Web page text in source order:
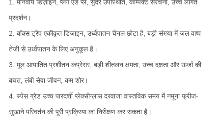
1. मानवीय डिज़ाइन, प्लग एंड प्ले, सुंदर उपस्थिति, कॉम्पैक्ट संरचना, उच्च लागत
प्रदर्शन।
2. बॉक्स ट्रैप एकीकृत डिजाइन, उर्ध्वपातन चैनल छोटा है, बड़ी संख्या में जल वाष्प
तेजी से उर्ध्वपातन के लिए अनुकूल है।
3. मूल आयातित प्रशीतन कंप्रेसर, बड़ी शीतलन क्षमता, उच्च दक्षता और ऊर्जा की
बचत, लंबी सेवा जीवन, कम शोर।
4. स्पेस ग्रेड उच्च पारदर्शी प्लेक्सीग्लास दरवाजा वास्तविक समय में नमूना फ्रीज-
सुखाने परिवर्तन की पूरी प्रक्रिया का निरीक्षण कर सकता है।